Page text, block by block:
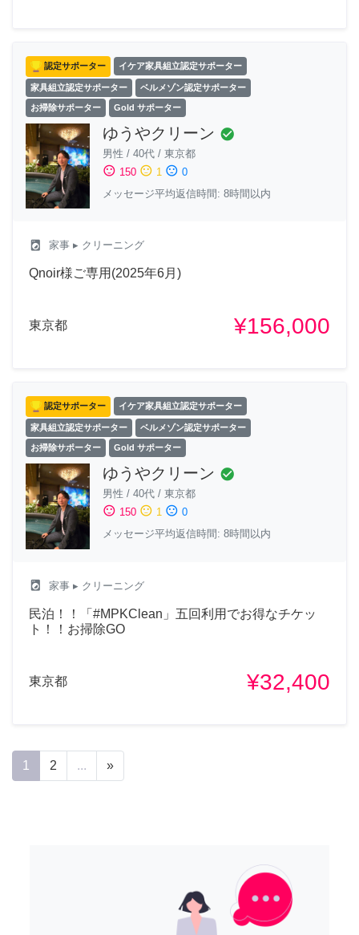
認定サポーター イケア家具組立認定サポーター
家具組立認定サポーター ベルメゾン認定サポーター
お掃除サポーター Gold サポーター
ゆうやクリーン check_circle
男性 / 40代 / 東京都
sentiment_satisfied 150 sentiment_neutral 1 sentiment_dissatisfied 0
メッセージ平均返信時間: 8時間以内
local_laundry_service 家事 ▸ クリーニング
Qnoir様ご専用(2025年6月)
東京都 ¥156,000
認定サポーター イケア家具組立認定サポーター
家具組立認定サポーター ベルメゾン認定サポーター
お掃除サポーター Gold サポーター
ゆうやクリーン check_circle
男性 / 40代 / 東京都
sentiment_satisfied 150 sentiment_neutral 1 sentiment_dissatisfied 0
メッセージ平均返信時間: 8時間以内
local_laundry_service 家事 ▸ クリーニング
民泊！！「#MPKClean」五回利用でお得なチケッ
ト！！お掃除GO
東京都 ¥32,400
1 2 ... »